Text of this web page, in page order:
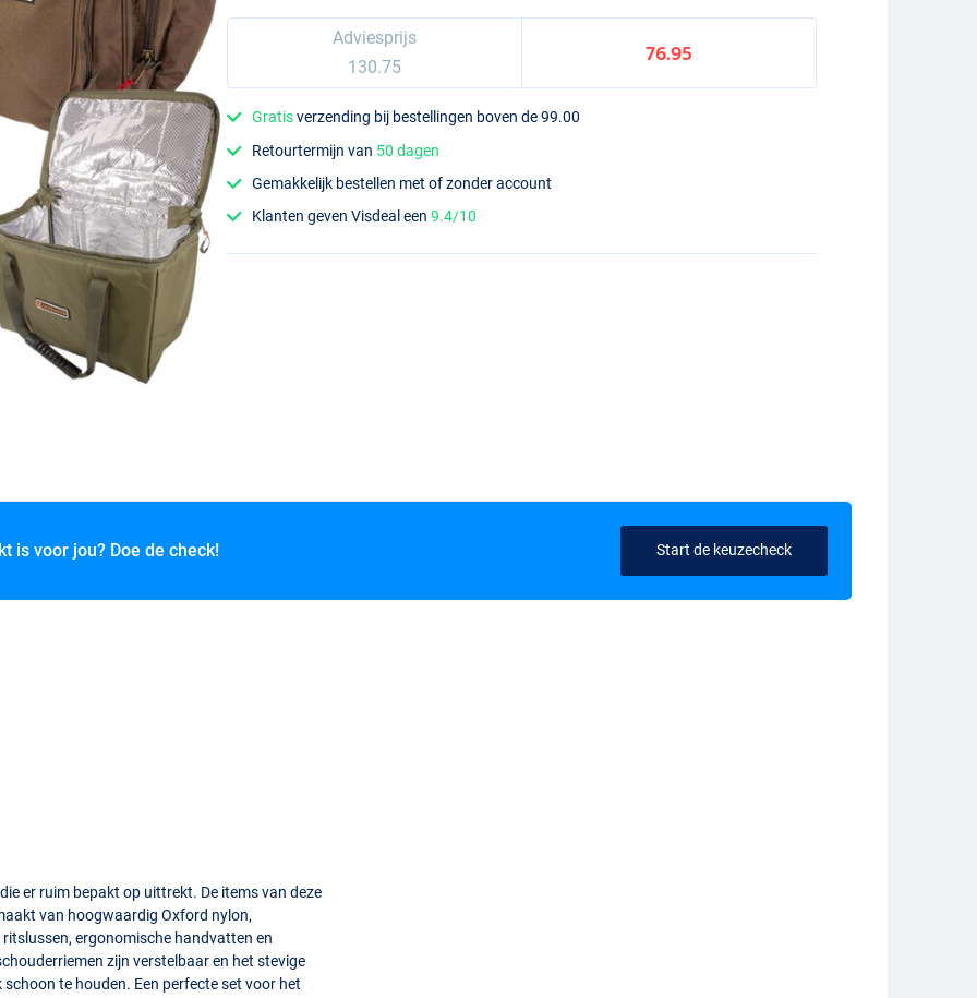
Adviesprijs
130.75
76.95
Gratisverzending bij bestellingen boven de 99.00
Retourtermijn van 50 dagen
Gemakkelijk bestellen met of zonder account
Klanten geven Visdeal een9.4/10
is voor jou? Doe de check! Start de keuzecheck
er ruim bepakt op uittrekt. De items van deze
van hoogwaardig Oxford nylon,
ergonomische handvatten en
zijn verstelbaar en het stevige
te houden. Een perfecte set voor het